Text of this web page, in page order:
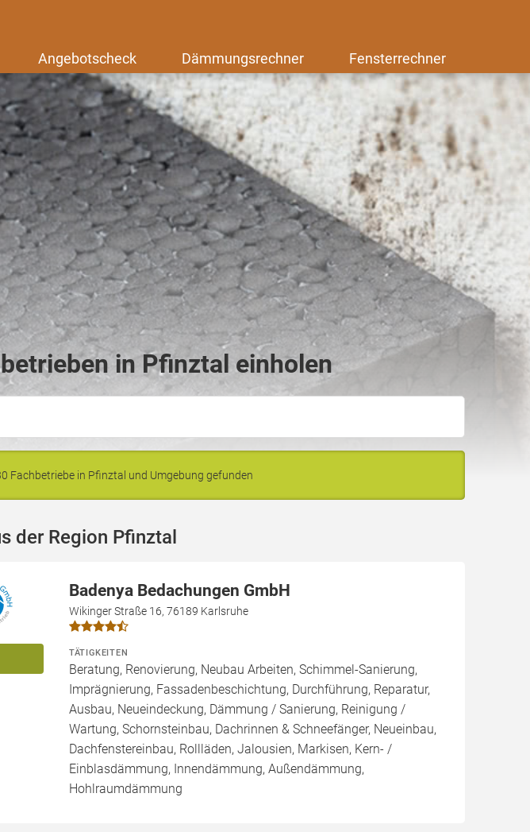
Angebotscheck Dämmungsrechner Fensterrechner
in Pfinztal einholen
Fachbetriebe in Pfinztal und Umgebung gefunden
der Region Pfinztal
Badenya Bedachungen GmbH
Wikinger Straße 16, 76189 Karlsruhe
TÄTIGKEITEN
Beratung, Renovierung, Neubau Arbeiten, Schimmel-Sanierung,
Imprägnierung, Fassadenbeschichtung, Durchführung, Reparatur,
Ausbau, Neueindeckung, Dämmung / Sanierung, Reinigung /
Wartung, Schornsteinbau, Dachrinnen & Schneefänger, Neueinbau,
Dachfenstereinbau, Rollläden, Jalousien, Markisen, Kern- /
Einblasdämmung, Innendämmung, Außendämmung,
Hohlraumdämmung